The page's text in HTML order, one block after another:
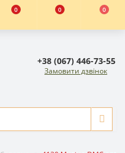
0 0 0
+38 (067) 446-73-55
Замовити дзвінок